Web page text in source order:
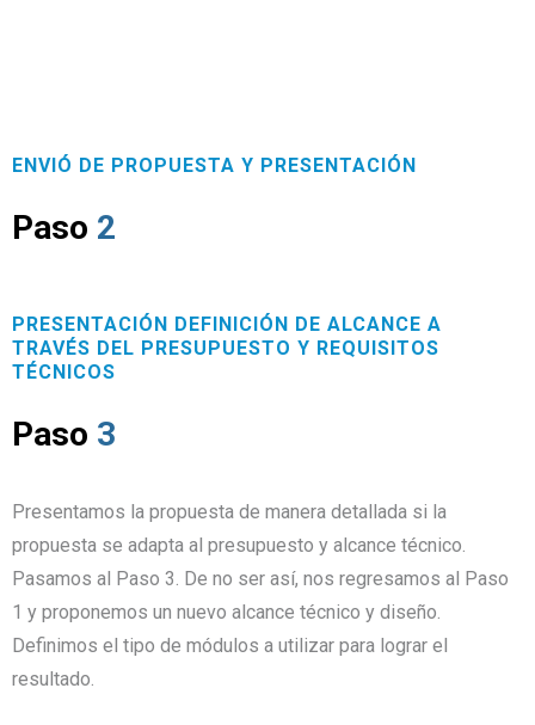
ENVIÓ DE PROPUESTA Y PRESENTACIÓN
Paso 2
PRESENTACIÓN DEFINICIÓN DE ALCANCE A
TRAVÉS DEL PRESUPUESTO Y REQUISITOS
TÉCNICOS
Paso 3
Presentamos la propuesta de manera detallada si la
propuesta se adapta al presupuesto y alcance técnico.
Pasamos al Paso 3. De no ser así, nos regresamos al Paso
1 y proponemos un nuevo alcance técnico y diseño.
Definimos el tipo de módulos a utilizar para lograr el
resultado.